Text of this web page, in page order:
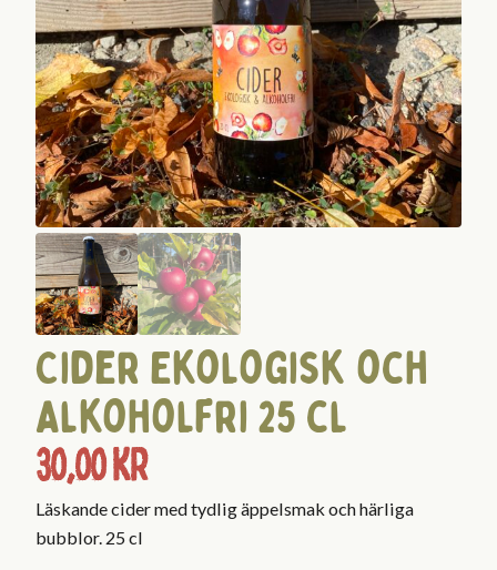
Cider Ekologisk och
Alkoholfri 25 cl
30,00kr
Läskande cider med tydlig äppelsmak och härliga
bubblor. 25 cl